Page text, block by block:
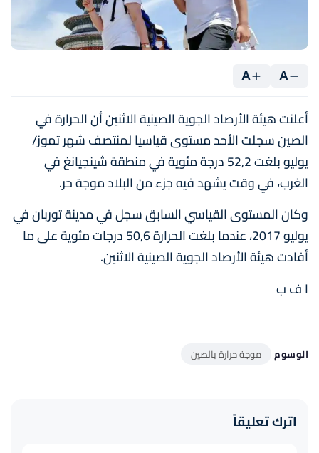
A
A
أعلنت هيئة الأرصاد الجوية الصينية الاثنين أن الحرارة في
الصين سجلت الأحد مستوى قياسيا لمنتصف شهر تموز/
يوليو بلغت 52,2 درجة مئوية في منطقة شينجيانغ في
الغرب، في وقت يشهد فيه جزء من البلاد موجة حر.
وكان المستوى القياسي السابق سجل في مدينة توربان في
يوليو 2017، عندما بلغت الحرارة 50,6 درجات مئوية على ما
أفادت هيئة الأرصاد الجوية الصينية الاثنين.
ا ف ب
الوسوم موجة حرارة بالصين
اترك تعليقاً